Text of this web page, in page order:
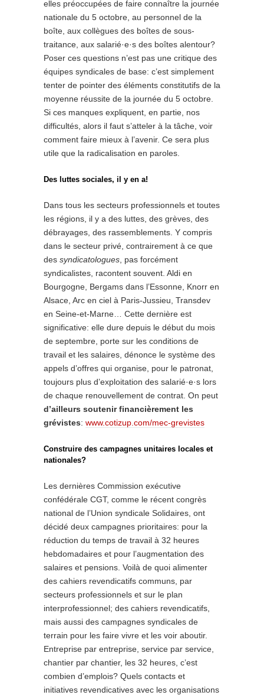
elles préoccupées de faire connaître la journée
nationale du 5 octobre, au personnel de la
boîte, aux collègues des boîtes de sous-
traitance, aux salarié·e·s des boîtes alentour?
Poser ces questions n’est pas une critique des
équipes syndicales de base: c’est simplement
tenter de pointer des éléments constitutifs de la
moyenne réussite de la journée du 5 octobre.
Si ces manques expliquent, en partie, nos
difficultés, alors il faut s’atteler à la tâche, voir
comment faire mieux à l’avenir. Ce sera plus
utile que la radicalisation en paroles.
Des luttes sociales, il y en a!
Dans tous les secteurs professionnels et toutes
les régions, il y a des luttes, des grèves, des
débrayages, des rassemblements. Y compris
dans le secteur privé, contrairement à ce que
des syndicatologues , pas forcément
syndicalistes, racontent souvent. Aldi en
Bourgogne, Bergams dans l’Essonne, Knorr en
Alsace, Arc en ciel à Paris-Jussieu, Transdev
en Seine-et-Marne… Cette dernière est
significative: elle dure depuis le début du mois
de septembre, porte sur les conditions de
travail et les salaires, dénonce le système des
appels d’offres qui organise, pour le patronat,
toujours plus d’exploitation des salarié·e·s lors
de chaque renouvellement de contrat. On peut
d’ailleurs soutenir financièrement les
grévistes: www.cotizup.com/mec-grevistes
Construire des campagnes unitaires locales et
nationales?
Les dernières Commission exécutive
confédérale CGT, comme le récent congrès
national de l’Union syndicale Solidaires, ont
décidé deux campagnes prioritaires: pour la
réduction du temps de travail à 32 heures
hebdomadaires et pour l’augmentation des
salaires et pensions. Voilà de quoi alimenter
des cahiers revendicatifs communs, par
secteurs professionnels et sur le plan
interprofessionnel; des cahiers revendicatifs,
mais aussi des campagnes syndicales de
terrain pour les faire vivre et les voir aboutir.
Entreprise par entreprise, service par service,
chantier par chantier, les 32 heures, c’est
combien d’emplois? Quels contacts et
initiatives revendicatives avec les organisations